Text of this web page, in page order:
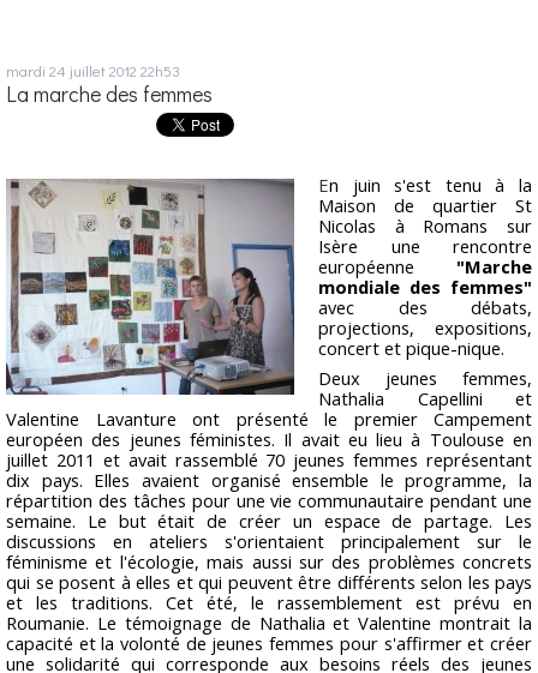
mardi 24 juillet 2012 22h53
La marche des femmes
En juin s'est tenu à la
Maison de quartier St
Nicolas à Romans sur
Isère une rencontre
européenne "Marche
mondiale des femmes"
avec des débats,
projections, expositions,
concert et pique-nique.
Deux jeunes femmes,
Nathalia Capellini et
Valentine Lavanture ont présenté le premier Campement
européen des jeunes féministes. Il avait eu lieu à Toulouse en
juillet 2011 et avait rassemblé 70 jeunes femmes représentant
dix pays. Elles avaient organisé ensemble le programme, la
répartition des tâches pour une vie communautaire pendant une
semaine. Le but était de créer un espace de partage. Les
discussions en ateliers s'orientaient principalement sur le
féminisme et l'écologie, mais aussi sur des problèmes concrets
qui se posent à elles et qui peuvent être différents selon les pays
et les traditions. Cet été, le rassemblement est prévu en
Roumanie. Le témoignage de Nathalia et Valentine montrait la
capacité et la volonté de jeunes femmes pour s'affirmer et créer
une solidarité qui corresponde aux besoins réels des jeunes